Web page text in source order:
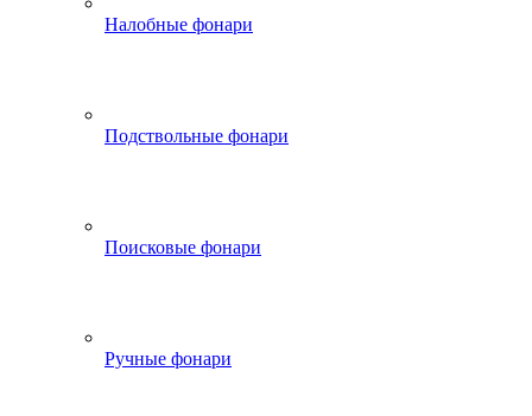
Налобные фонари
Подствольные фонари
Поисковые фонари
Ручные фонари